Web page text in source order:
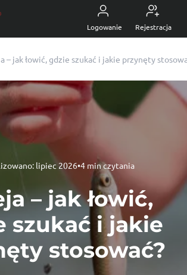
Logowanie Rejestracja
5.0 z 4470 opinii
– jak łowić, gdzie szukać i jakie przynęty
lipiec 2026•4 min czytania
– jak łowić,
szukać i jakie
stosować?